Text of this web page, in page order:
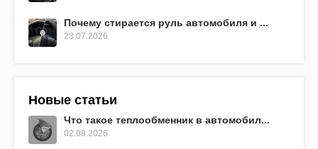
Почему стирается руль автомобиля и ...
23.07.2026
Новые статьи
Что такое теплообменник в автомобил...
02.08.2026